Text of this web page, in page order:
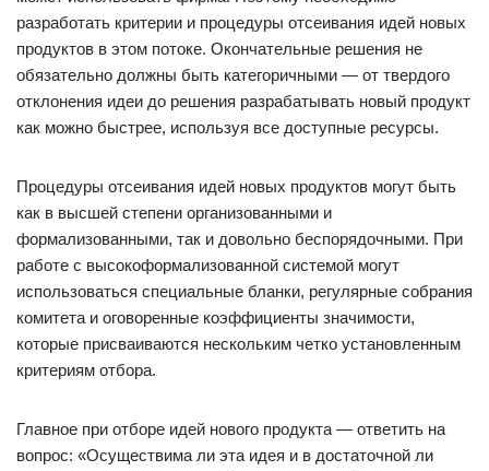
разработать критерии и процедуры отсеивания идей новых
продуктов в этом потоке. Окончательные решения не
обязательно должны быть категоричными — от твердого
отклонения идеи до решения разрабатывать новый продукт
как можно быстрее, используя все доступные ресурсы.
Процедуры отсеивания идей новых продуктов могут быть
как в высшей степени организованными и
формализованными, так и довольно беспорядочными. При
работе с высокоформализованной системой могут
использоваться специальные бланки, регулярные собрания
комитета и оговоренные коэффициенты значимости,
которые присваиваются нескольким четко установленным
критериям отбора.
Главное при отборе идей нового продукта — ответить на
вопрос: «Осуществима ли эта идея и в достаточной ли